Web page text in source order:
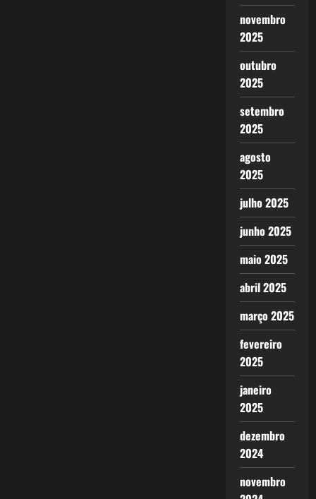
novembro
2025
outubro
2025
setembro
2025
agosto
2025
julho 2025
junho 2025
maio 2025
abril 2025
março 2025
fevereiro
2025
janeiro
2025
dezembro
2024
novembro